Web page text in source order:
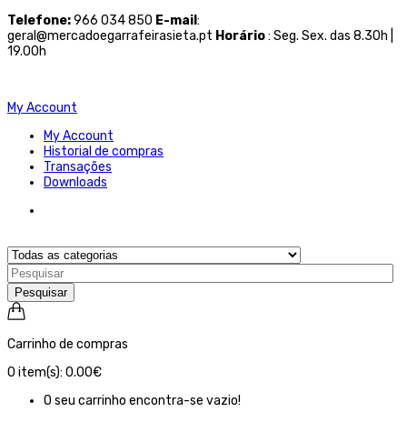
Telefone:966 034 850 E-mail :
geral@mercadoegarrafeirasieta.pt Horário: Seg. Sex. das 8.30h |
19.00h
My Account
My Account
Historial de compras
Transações
Downloads
Pesquisar
Carrinho de compras
0 item(s): 0.00€
O seu carrinho encontra-se vazio!